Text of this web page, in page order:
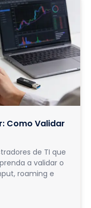
Como Validar
de TI que
a validar o
roaming e